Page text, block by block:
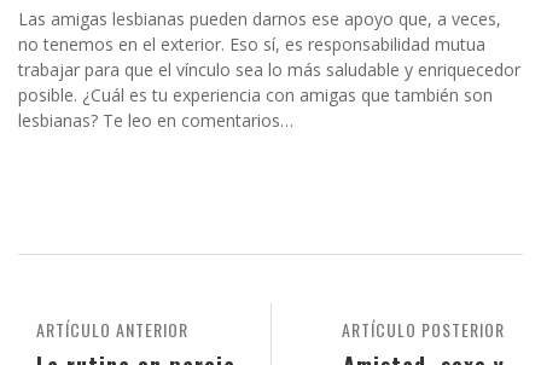
Las amigas lesbianas pueden darnos ese apoyo que, a veces,
no tenemos en el exterior. Eso sí, es responsabilidad mutua
trabajar para que el vínculo sea lo más saludable y enriquecedor
posible. ¿Cuál es tu experiencia con amigas que también son
lesbianas? Te leo en comentarios…
ARTÍCULO POSTERIOR
ARTÍCULO ANTERIOR